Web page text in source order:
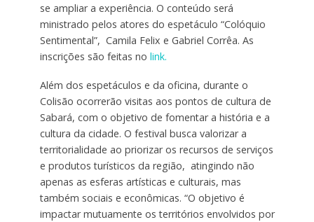
se ampliar a experiência. O conteúdo será
ministrado pelos atores do espetáculo “Colóquio
Sentimental”, Camila Felix e Gabriel Corrêa. As
inscrições são feitas no link.
Além dos espetáculos e da oficina, durante o
Colisão ocorrerão visitas aos pontos de cultura de
Sabará, com o objetivo de fomentar a história e a
cultura da cidade. O festival busca valorizar a
territorialidade ao priorizar os recursos de serviços
e produtos turísticos da região, atingindo não
apenas as esferas artísticas e culturais, mas
também sociais e econômicas. “O objetivo é
impactar mutuamente os territórios envolvidos por